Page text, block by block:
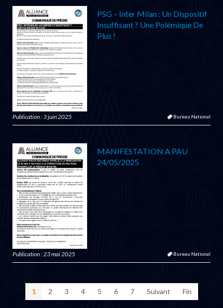
PSG – Inter Milan : Un Dispositif
Insuffisant ? Une Polémique De
Plus !
Publication : 3 juin 2025 Bureau National
MANIFESTATION A PAU
24/05/2025
Publication : 23 mai 2025 Bureau National
1 2 3 4 5 6 7 Suivant Fin